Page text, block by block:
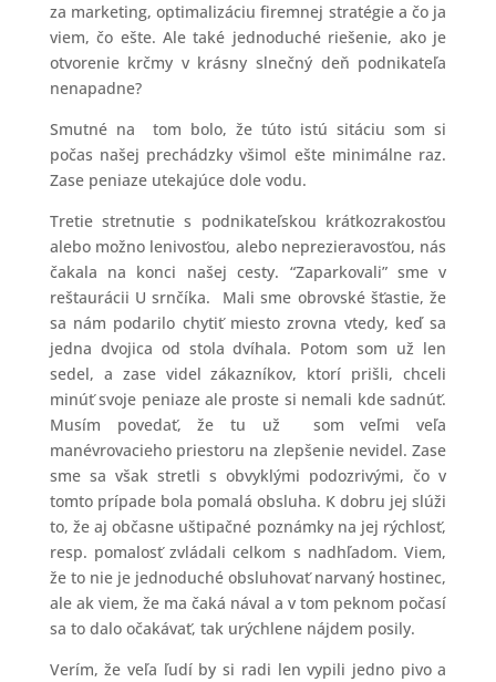
za marketing, optimalizáciu firemnej stratégie a čo ja
viem, čo ešte. Ale také jednoduché riešenie, ako je
otvorenie krčmy v krásny slnečný deň podnikateľa
nenapadne?
Smutné na tom bolo, že túto istú sitáciu som si
počas našej prechádzky všimol ešte minimálne raz.
Zase peniaze utekajúce dole vodu.
Tretie stretnutie s podnikateľskou krátkozrakosťou
alebo možno lenivosťou, alebo neprezieravosťou, nás
čakala na konci našej cesty. “Zaparkovali” sme v
reštaurácii U srnčíka. Mali sme obrovské šťastie, že
sa nám podarilo chytiť miesto zrovna vtedy, keď sa
jedna dvojica od stola dvíhala. Potom som už len
sedel, a zase videl zákazníkov, ktorí prišli, chceli
minúť svoje peniaze ale proste si nemali kde sadnúť.
Musím povedať, že tu už som veľmi veľa
manévrovacieho priestoru na zlepšenie nevidel. Zase
sme sa však stretli s obvyklými podozrivými, čo v
tomto prípade bola pomalá obsluha. K dobru jej slúži
to, že aj občasne uštipačné poznámky na jej rýchlosť,
resp. pomalosť zvládali celkom s nadhľadom. Viem,
že to nie je jednoduché obsluhovať narvaný hostinec,
ale ak viem, že ma čaká nával a v tom peknom počasí
sa to dalo očakávať, tak urýchlene nájdem posily.
Verím, že veľa ľudí by si radi len vypili jedno pivo a